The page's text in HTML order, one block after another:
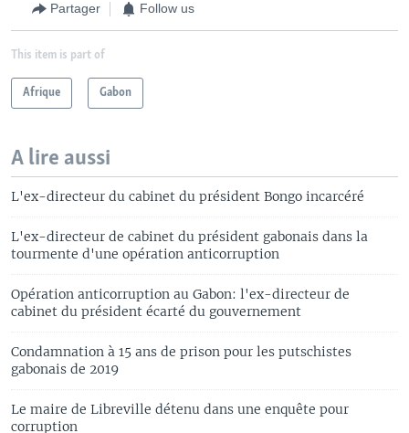
Partager Follow us
This item is part of
Afrique Gabon
A lire aussi
L'ex-directeur du cabinet du président Bongo incarcéré
L'ex-directeur de cabinet du président gabonais dans la
tourmente d'une opération anticorruption
Opération anticorruption au Gabon: l'ex-directeur de
cabinet du président écarté du gouvernement
Condamnation à 15 ans de prison pour les putschistes
gabonais de 2019
Le maire de Libreville détenu dans une enquête pour
corruption